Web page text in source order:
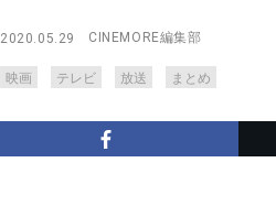
2020.05.29 CINEMORE編集部
映画 テレビ 放送 まとめ